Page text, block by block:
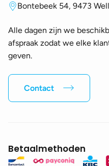
Bontebeek 54, 9473
Alle dagen zijn we
afspraak zodat we elke
geven.
Contact
Betaalmethoden